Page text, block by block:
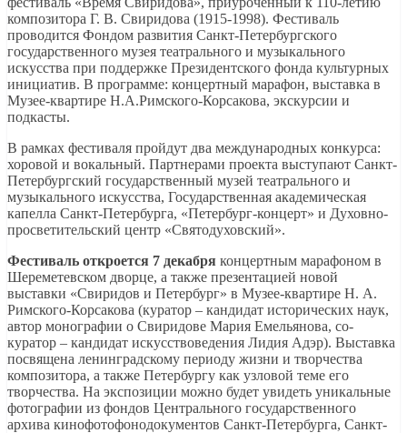
композитора Г. В. Свиридова (1915-1998). Фестиваль
проводится Фондом развития Санкт-Петербургского
государственного музея театрального и музыкального
искусства при поддержке Президентского фонда культурных
инициатив. В программе: концертный марафон, выставка в
Музее-квартире Н.А.Римского-Корсакова, экскурсии и
подкасты.
В рамках фестиваля пройдут два международных конкурса:
хоровой и вокальный. Партнерами проекта выступают Санкт-
Петербургский государственный музей театрального и
музыкального искусства, Государственная академическая
капелла Санкт-Петербурга, «Петербург-концерт» и Духовно-
просветительский центр «Святодуховский».
Фестиваль откроется 7 декабря концертным марафоном в
Шереметевском дворце, а также презентацией новой
выставки «Свиридов и Петербург» в Музее-квартире Н. А.
Римского-Корсакова (куратор – кандидат исторических наук,
автор монографии о Свиридове Мария Емельянова, со-
куратор – кандидат искусствоведения Лидия Адэр). Выставка
посвящена ленинградскому периоду жизни и творчества
композитора, а также Петербургу как узловой теме его
творчества. На экспозиции можно будет увидеть уникальные
фотографии из фондов Центрального государственного
архива кинофотофонодокументов Санкт-Петербурга, Санкт-